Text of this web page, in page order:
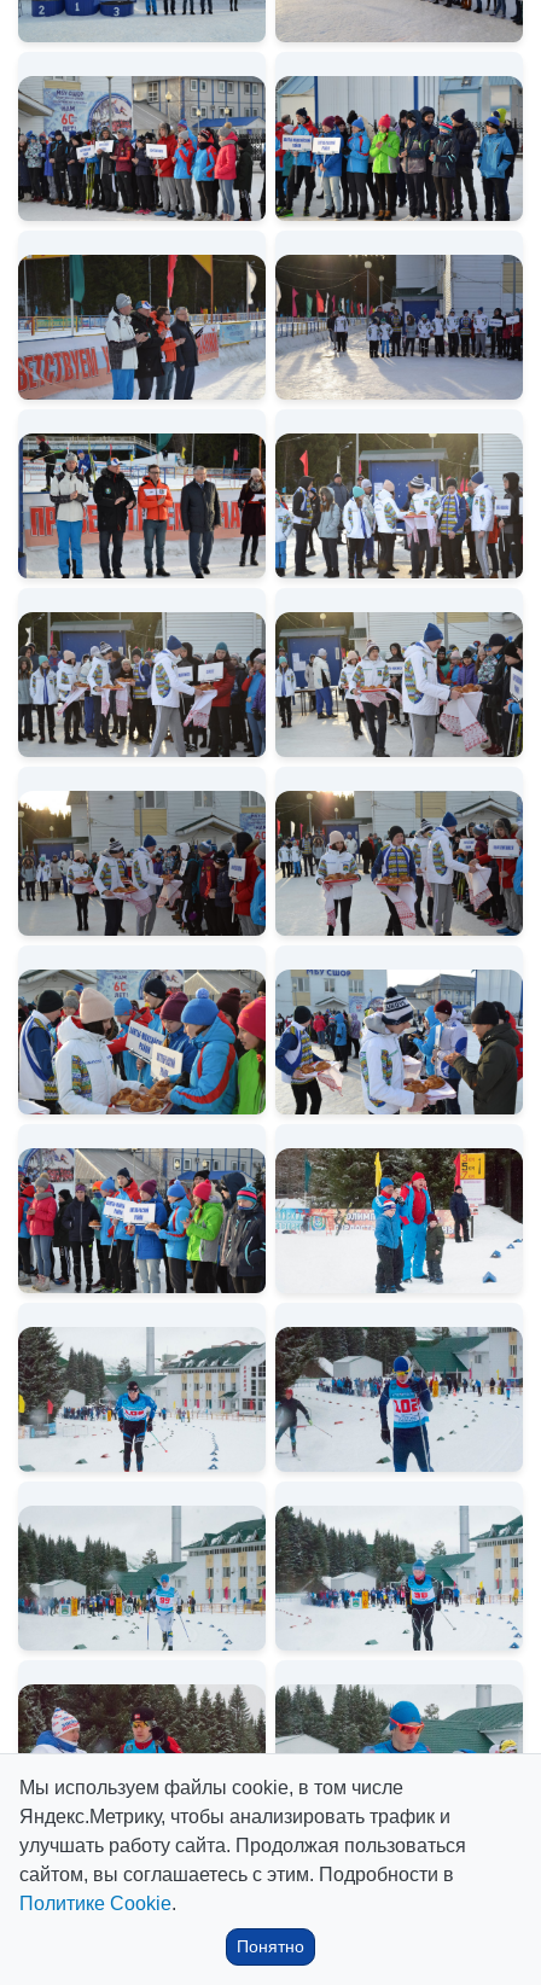
Мы используем файлы cookie, в том числе
Яндекс.Метрику, чтобы анализировать трафик и
улучшать работу сайта. Продолжая пользоваться
сайтом, вы соглашаетесь с этим. Подробности в
Политике Cookie.
Понятно